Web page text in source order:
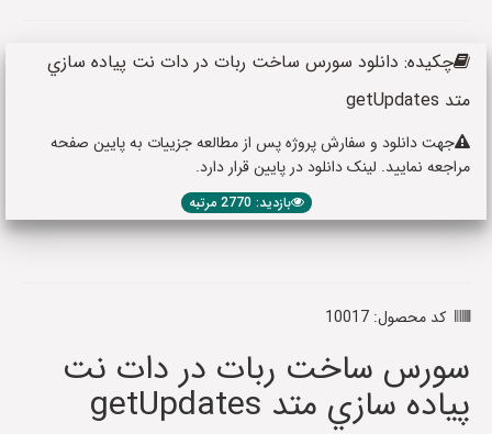
چکیده: دانلود سورس ساخت ربات در دات نت پياده سازي
متد getUpdates
جهت دانلود و سفارش پروژه پس از مطالعه جزییات به پایین صفحه
مراجعه نمایید. لینک دانلود در پایین قرار دارد.
بازدید: 2770 مرتبه
کد محصول: 10017
سورس ساخت ربات در دات نت
پياده سازي متد getUpdates